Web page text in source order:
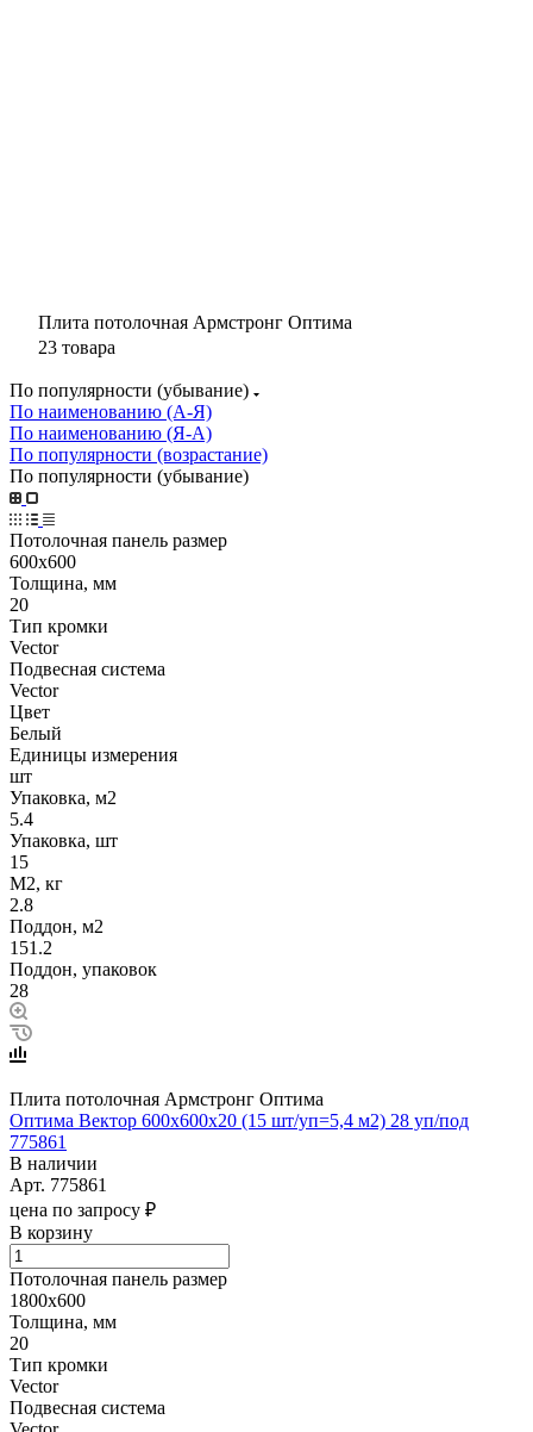
Плита потолочная Армстронг Оптима
23 товара
По популярности (убывание)
По наименованию (А-Я)
По наименованию (Я-А)
По популярности (возрастание)
По популярности (убывание)
Потолочная панель размер
600х600
Толщина, мм
20
Тип кромки
Vector
Подвесная система
Vector
Цвет
Белый
Единицы измерения
шт
Упаковка, м2
5.4
Упаковка, шт
15
М2, кг
2.8
Поддон, м2
151.2
Поддон, упаковок
28
Плита потолочная Армстронг Оптима
Оптима Вектор 600x600x20 (15 шт/уп=5,4 м2) 28 уп/под
775861
В наличии
Арт. 775861
цена по запросу ₽
В корзину
Потолочная панель размер
1800х600
Толщина, мм
20
Тип кромки
Vector
Подвесная система